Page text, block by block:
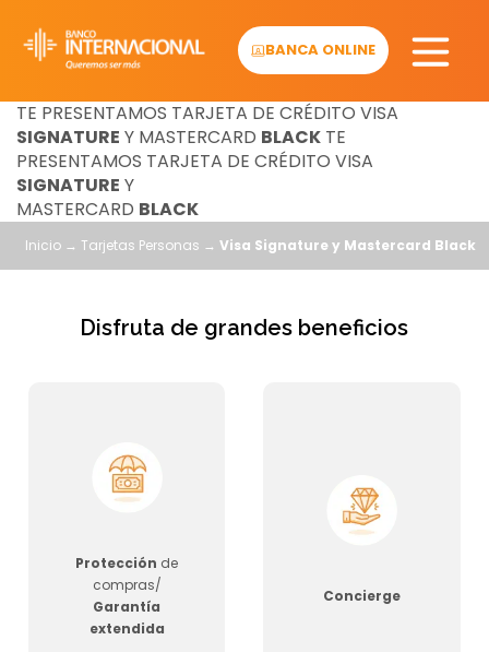
content
BANCA ONLINE
TE PRESENTAMOS TARJETA DE CRÉDITO VISA
SIGNATURE Y MASTERCARD BLACK TE
PRESENTAMOS TARJETA DE CRÉDITO VISA
SIGNATURE Y
MASTERCARD BLACK
Inicio → Tarjetas Personas → Visa Signature y Mastercard Black
Disfruta de grandes beneficios
Protección de
compras/
Garantía
extendida
Concierge